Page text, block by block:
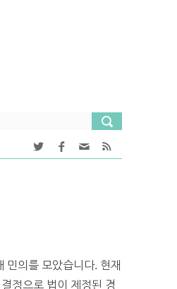
민의를 모았습니다. 현재
정으로 법이 제정된 경